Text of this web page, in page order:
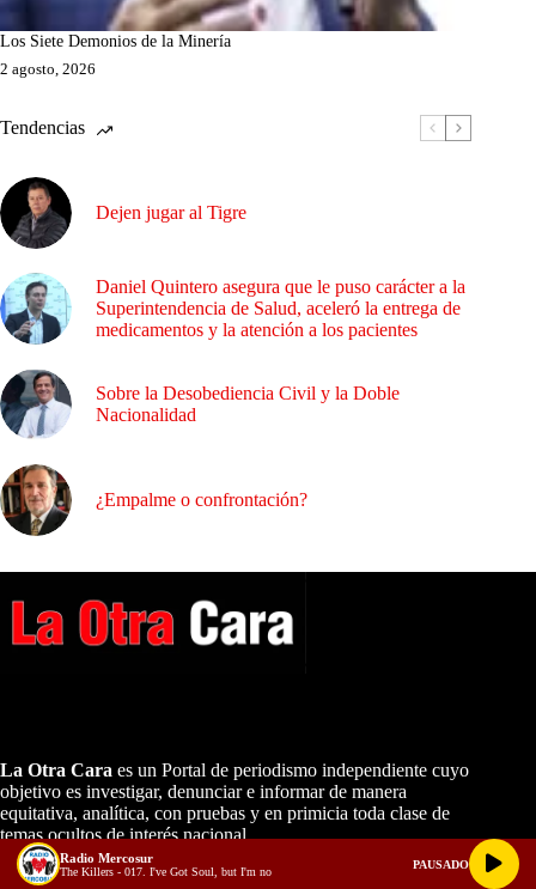
Los Siete Demonios de la Minería
2 agosto, 2026
Tendencias
Dejen jugar al Tigre
Daniel Quintero asegura que le puso carácter a la
Superintendencia de Salud, aceleró la entrega de
medicamentos y la atención a los pacientes
Sobre la Desobediencia Civil y la Doble
Nacionalidad
¿Empalme o confrontación?
La Otra Cara es un Portal de periodismo independiente cuyo
objetivo es investigar, denunciar e informar de manera
equitativa, analítica, con pruebas y en primicia toda clase de
temas ocultos de interés nacional.
Radio Mercosur
The Killers - 017. I've Got Soul, but I'm no
PAUSADO